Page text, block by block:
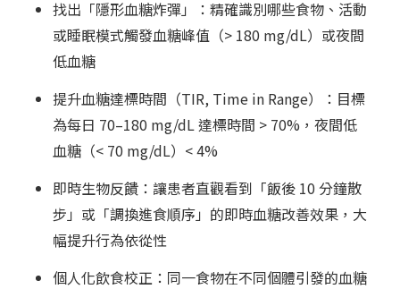
找出「隱形血糖炸彈」：精確識別哪些食物、活動
或睡眠模式觸發血糖峰值（> 180 mg/dL）或夜間
低血糖
提升血糖達標時間（TIR, Time in Range）：目標
為每日 70–180 mg/dL 達標時間 > 70%，夜間低
血糖（< 70 mg/dL）< 4%
即時生物反饋：讓患者直觀看到「飯後 10 分鐘散
步」或「調換進食順序」的即時血糖改善效果，大
幅提升行為依從性
個人化飲食校正：同一食物在不同個體引發的血糖